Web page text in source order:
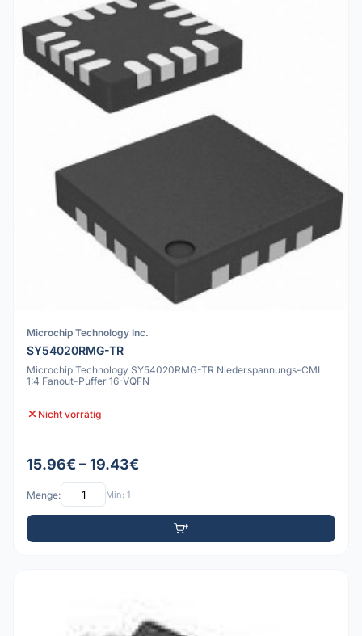
Microchip Technology Inc.
SY54020RMG-TR
Microchip Technology SY54020RMG-TR Niederspannungs-CML
1:4 Fanout-Puffer 16-VQFN
Nicht vorrätig
15.96€ – 19.43€
Menge: Min: 1